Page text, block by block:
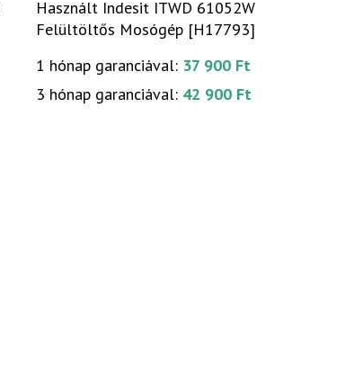
Használt Indesit ITWD 61052W
Felültöltős Mosógép [H17793]
1 hónap garanciával: 37 900 Ft
3 hónap garanciával: 42 900 Ft